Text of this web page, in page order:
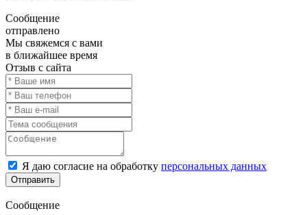
Сообщение
отправлено
Мы свяжемся с вами
в ближайшее время
Отзыв с сайта
Я даю согласие на обработку персональных данных
Отправить
Сообщение